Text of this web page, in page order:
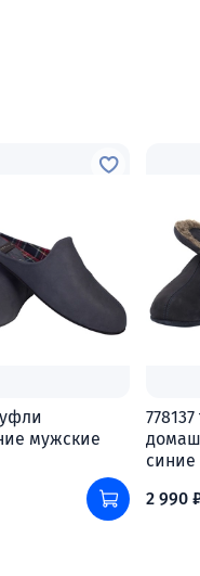
мужские
2 990